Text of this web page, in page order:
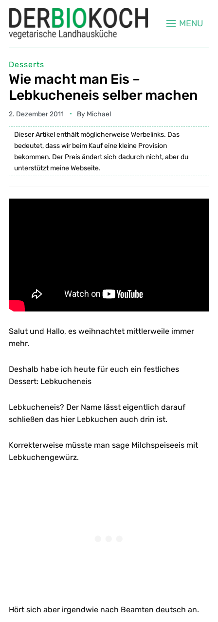
MENU
Desserts
Wie macht man Eis –
Lebkucheneis selber machen
2. Dezember 2011 By Michael
Dieser Artikel enthält möglicherweise Werbelinks. Das
bedeutet, dass wir beim Kauf eine kleine Provision
bekommen. Der Preis ändert sich dadurch nicht, aber du
unterstützt meine Webseite.
Salut und Hallo, es weihnachtet mittlerweile immer
mehr.
Deshalb habe ich heute für euch ein festliches
Dessert: Lebkucheneis
Lebkucheneis? Der Name lässt eigentlich darauf
schließen das hier Lebkuchen auch drin ist.
Korrekterweise müsste man sage Milchspeiseeis mit
Lebkuchengewürz.
Hört sich aber irgendwie nach Beamten deutsch an.